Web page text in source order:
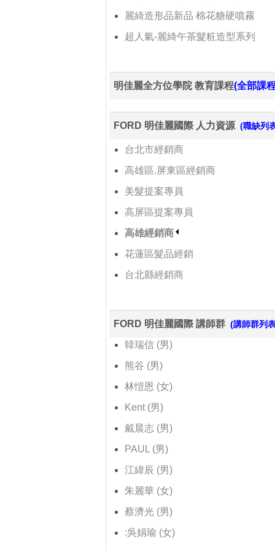
麗綺造形品新品 棉花糖硬噴霧
超人氣-麗綺午茶髮粧造型系列
明佳麗全方位學院 教育課程(全部課
FORD 明佳麗國際 人力資源 (職缺列
台北市經銷商
高雄區.屏東區經銷商
美髮提案專員
高屏區提案專員
高雄經銷商
花蓮區髮品經銷
台北縣經銷商
FORD 明佳麗國際 講師群 (講師群列
韓瑞信 (男)
熊谷 (男)
林愷恩 (女)
Kent (男)
戴晨志 (男)
PAUL (男)
江緯辰 (男)
朱麗華 (女)
蔡濟光 (男)
:吳娟瑜 (女)